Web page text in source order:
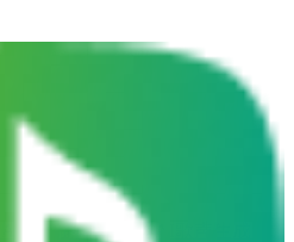
AI歌曲翻唱生成器AI歌声生成器